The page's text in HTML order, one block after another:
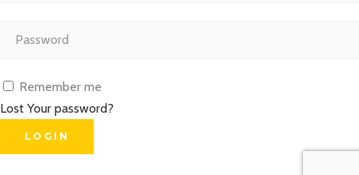
Remember me
Lost Your password?
LOGIN